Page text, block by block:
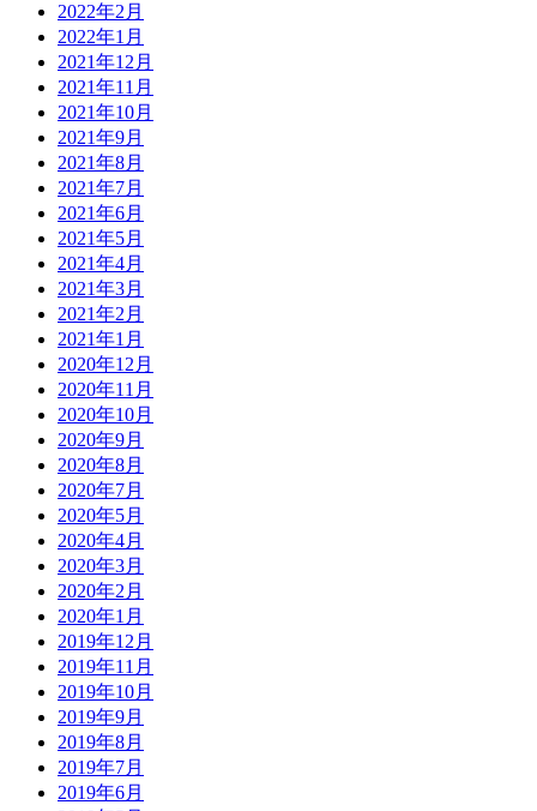
2022年2月
2022年1月
2021年12月
2021年11月
2021年10月
2021年9月
2021年8月
2021年7月
2021年6月
2021年5月
2021年4月
2021年3月
2021年2月
2021年1月
2020年12月
2020年11月
2020年10月
2020年9月
2020年8月
2020年7月
2020年5月
2020年4月
2020年3月
2020年2月
2020年1月
2019年12月
2019年11月
2019年10月
2019年9月
2019年8月
2019年7月
2019年6月